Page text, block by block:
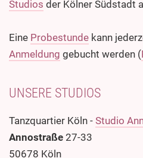
Studios der Kölner Südstadt
Eine Probestunde kann
Anmeldung gebucht werden (
UNSERE STUDIOS
Tanzquartier Köln - Studio
Annostraße 27-33
50678 Köln